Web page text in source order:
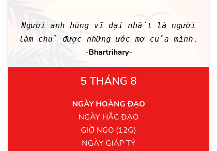
Người anh hùng vĩ đại nhất là người
làm chủ được những ước mơ của mình.
-Bhartrihary-
5 THÁNG 8
NGÀY HOÀNG ĐẠO
NGÀY HẮC ĐẠO
GIỜ NGỌ (12G)
NGÀY GIÁP TÝ